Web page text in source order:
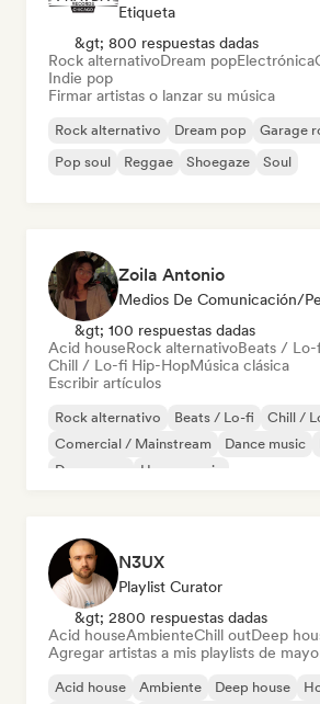
Etiqueta
&gt; 800 respuestas dadas
Rock alternativoDream popElectrónica
Indie pop
Firmar artistas o lanzar su música
Rock alternativo Dream pop Garage
Pop soul
Reggae Shoegaze Soul
Zoila Antonio
Medios De Comunicación/
&gt; 100 respuestas dadas
Acid houseRock alternativoBeats / Lo-
Chill / Lo-fi Hip-HopMúsica clásica
Escribir artículos
Rock alternativo Beats / Lo-fi
Chill /
Comercial / Mainstream
Dance music
Dream pop
House music
N3UX
Playlist Curator
&gt; 2800 respuestas dadas
Acid houseAmbienteChill outDeep
Agregar artistas a mis playlists de
Acid house Ambiente Deep house